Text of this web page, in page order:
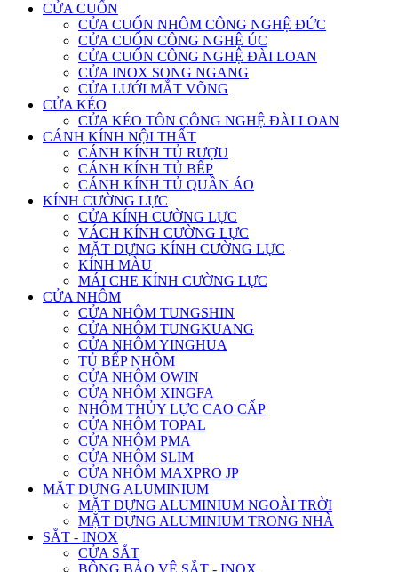
CỬA CUỐN
CỬA CUỐN NHÔM CÔNG NGHỆ ĐỨC
CỬA CUỐN CÔNG NGHỆ ÚC
CỬA CUỐN CÔNG NGHỆ ĐÀI LOAN
CỬA INOX SONG NGANG
CỬA LƯỚI MẮT VÕNG
CỬA KÉO
CỬA KÉO TÔN CÔNG NGHỆ ĐÀI LOAN
CÁNH KÍNH NỘI THẤT
CÁNH KÍNH TỦ RƯỢU
CÁNH KÍNH TỦ BẾP
CÁNH KÍNH TỦ QUẦN ÁO
KÍNH CƯỜNG LỰC
CỬA KÍNH CƯỜNG LỰC
VÁCH KÍNH CƯỜNG LỰC
MẶT DỰNG KÍNH CƯỜNG LỰC
KÍNH MÀU
MÁI CHE KÍNH CƯỜNG LỰC
CỬA NHÔM
CỬA NHÔM TUNGSHIN
CỬA NHÔM TUNGKUANG
CỬA NHÔM YINGHUA
TỦ BẾP NHÔM
CỬA NHÔM OWIN
CỬA NHÔM XINGFA
NHÔM THỦY LỰC CAO CẤP
CỬA NHÔM TOPAL
CỬA NHÔM PMA
CỬA NHÔM SLIM
CỬA NHÔM MAXPRO JP
MẶT DỰNG ALUMINIUM
MẶT DỰNG ALUMINIUM NGOÀI TRỜI
MẶT DỰNG ALUMINIUM TRONG NHÀ
SẮT - INOX
CỬA SẮT